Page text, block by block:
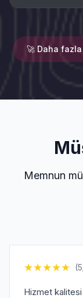
🚀 Daha
Memnun
★★★★★
Hizmet